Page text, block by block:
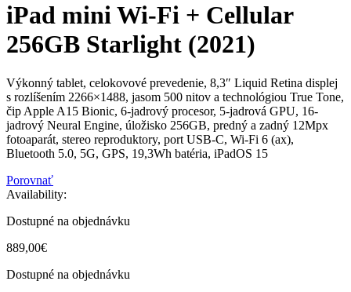
iPad mini Wi-Fi + Cellular
256GB Starlight (2021)
Výkonný tablet, celokovové prevedenie, 8,3″ Liquid Retina displej
s rozlíšením 2266×1488, jasom 500 nitov a technológiou True Tone,
čip Apple A15 Bionic, 6-jadrový procesor, 5-jadrová GPU, 16-
jadrový Neural Engine, úložisko 256GB, predný a zadný 12Mpx
fotoaparát, stereo reproduktory, port USB-C, Wi-Fi 6 (ax),
Bluetooth 5.0, 5G, GPS, 19,3Wh batéria, iPadOS 15
Porovnať
Availability:
Dostupné na objednávku
889,00€
Dostupné na objednávku